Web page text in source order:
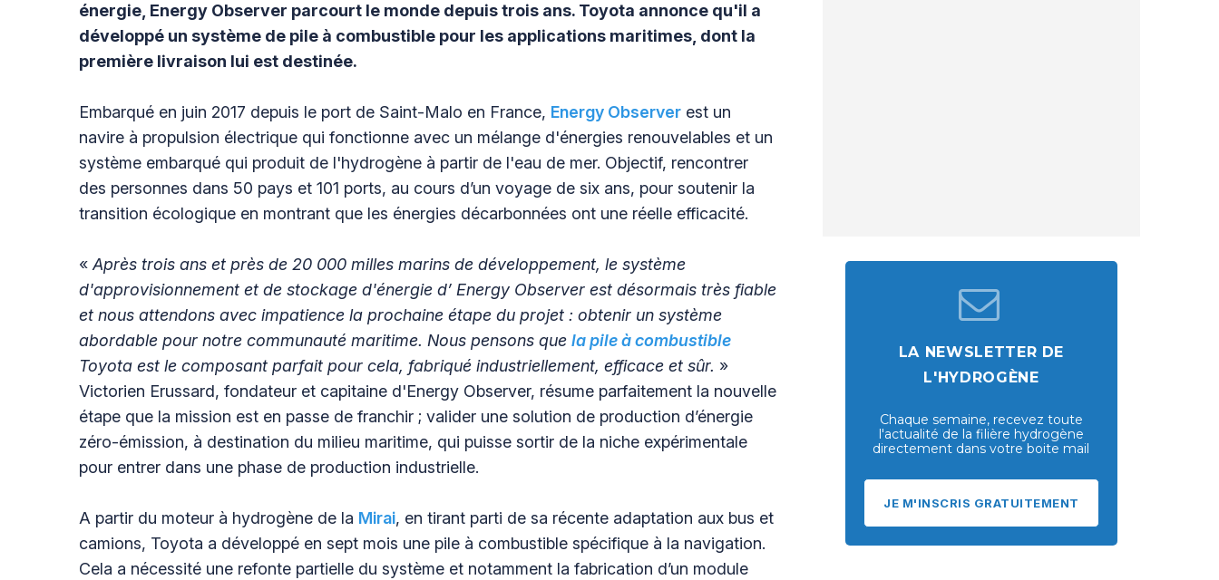
énergie, Energy Observer parcourt le monde depuis trois ans. Toyota annonce qu'il a
développé un système de pile à combustible pour les applications maritimes, dont la
première livraison lui est destinée.
Embarqué en juin 2017 depuis le port de Saint-Malo en France, Energy Observer est un
navire à propulsion électrique qui fonctionne avec un mélange d'énergies renouvelables et un
système embarqué qui produit de l'hydrogène à partir de l'eau de mer. Objectif, rencontrer
des personnes dans 50 pays et 101 ports, au cours d’un voyage de six ans, pour soutenir la
transition écologique en montrant que les énergies décarbonnées ont une réelle efficacité.
«Après trois ans et près de 20 000 milles marins de développement, le système
d'approvisionnement et de stockage d'énergie d’ Energy Observer est désormais très fiable
et nous attendons avec impatience la prochaine étape du projet : obtenir un système
abordable pour notre communauté maritime. Nous pensons que la pile à combustible
Toyota est le composant parfait pour cela, fabriqué industriellement, efficace et sûr. »
Victorien Erussard, fondateur et capitaine d'Energy Observer, résume parfaitement la nouvelle
étape que la mission est en passe de franchir ; valider une solution de production d’énergie
zéro-émission, à destination du milieu maritime, qui puisse sortir de la niche expérimentale
pour entrer dans une phase de production industrielle.
A partir du moteur à hydrogène de la Mirai, en tirant parti de sa récente adaptation aux bus et
camions, Toyota a développé en sept mois une pile à combustible spécifique à la navigation.
Cela a nécessité une refonte partielle du système et notamment la fabrication d’un module
LA NEWSLETTER DE
L'HYDROGÈNE
Chaque semaine, recevez toute
l'actualité de la filière hydrogène
directement dans votre boite mail
JE M'INSCRIS GRATUITEMENT